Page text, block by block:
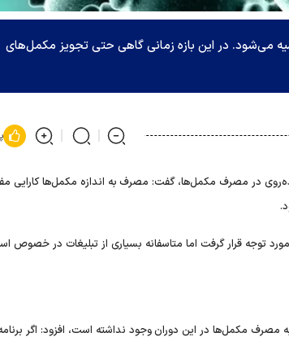
می‌شود. در این بازه زمانی گاهی حتی تجویز مکمل‌های
در مصرف مکمل‌ها، گفت: مصرف به اندازه مکمل‌ها کارایی
توجه قرار گرفت اما متاسفانه بسیاری از تبلیغات در خصوص
مصرف مکمل‌ها در این دوران وجود نداشته است، افزود: اگر